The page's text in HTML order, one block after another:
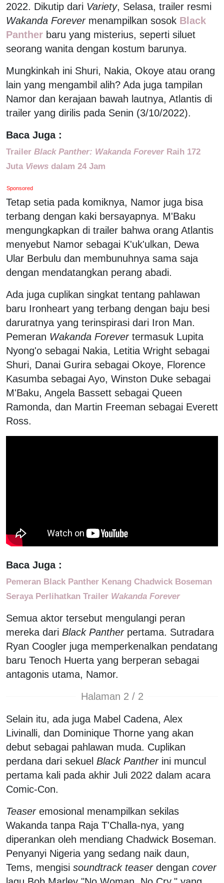
2022. Dikutip dari Variety, Selasa, trailer resmi
Wakanda Forevermenampilkan sosok Black
Panther baru yang misterius, seperti siluet
seorang wanita dengan kostum barunya.
Mungkinkah ini Shuri, Nakia, Okoye atau orang
lain yang mengambil alih? Ada juga tampilan
Namor dan kerajaan bawah lautnya, Atlantis di
trailer yang dirilis pada Senin (3/10/2022).
Baca Juga :
Trailer Black Panther: Wakanda ForeverRaih 172
Juta Views dalam 24 Jam
Sponsored
Tetap setia pada komiknya, Namor juga bisa
terbang dengan kaki bersayapnya. M'Baku
mengungkapkan di trailer bahwa orang Atlantis
menyebut Namor sebagai K'uk'ulkan, Dewa
Ular Berbulu dan membunuhnya sama saja
dengan mendatangkan perang abadi.
Ada juga cuplikan singkat tentang pahlawan
baru Ironheart yang terbang dengan baju besi
daruratnya yang terinspirasi dari Iron Man.
Pemeran Wakanda Forevertermasuk Lupita
Nyong'o sebagai Nakia, Letitia Wright sebagai
Shuri, Danai Gurira sebagai Okoye, Florence
Kasumba sebagai Ayo, Winston Duke sebagai
M'Baku, Angela Bassett sebagai Queen
Ramonda, dan Martin Freeman sebagai Everett
Ross.
Baca Juga :
Pemeran Black Panther Kenang Chadwick Boseman
Seraya Perlihatkan Trailer Wakanda Forever
Semua aktor tersebut mengulangi peran
mereka dari Black Pantherpertama. Sutradara
Ryan Coogler juga memperkenalkan pendatang
baru Tenoch Huerta yang berperan sebagai
antagonis utama, Namor.
Halaman 2 / 2
Selain itu, ada juga Mabel Cadena, Alex
Livinalli, dan Dominique Thorne yang akan
debut sebagai pahlawan muda. Cuplikan
perdana dari sekuel Black Pantherini muncul
pertama kali pada akhir Juli 2022 dalam acara
Comic-Con.
Teaseremosional menampilkan sekilas
Wakanda tanpa Raja T'Challa-nya, yang
diperankan oleh mendiang Chadwick Boseman.
Penyanyi Nigeria yang sedang naik daun,
Tems, mengisi soundtrack teaserdengan cover